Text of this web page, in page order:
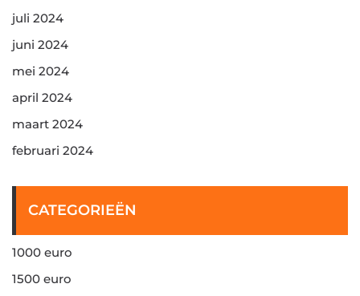
juli 2024
juni 2024
mei 2024
april 2024
maart 2024
februari 2024
CATEGORIEËN
1000 euro
1500 euro